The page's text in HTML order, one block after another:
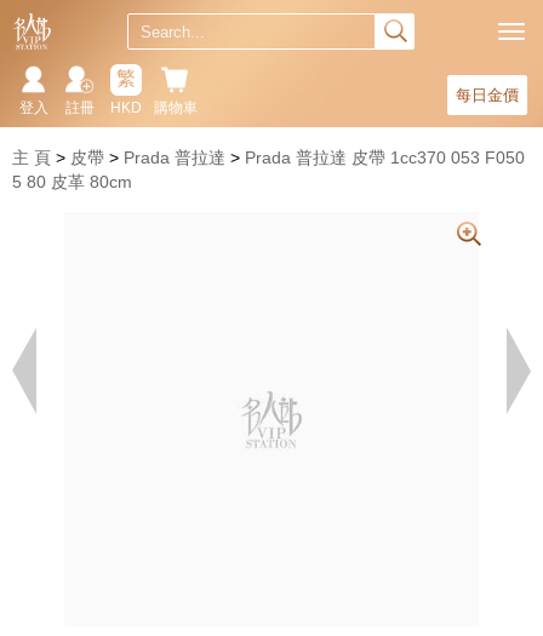
每日金價
購物車
繁
HKD
註冊
登入
主 頁 皮帶 Prada 普拉達
Prada 普拉達 皮帶 1cc370 053 F050
5 80 皮革 80cm